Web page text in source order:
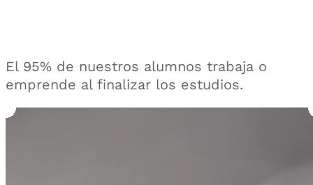
El 95% de nuestros alumnos trabaja o
emprende al finalizar los estudios.